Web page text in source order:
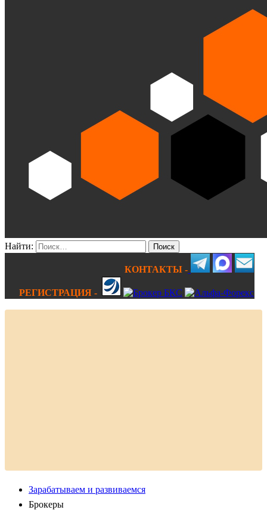
Найти:
КОНТАКТЫ -
РЕГИСТРАЦИЯ -
Зарабатываем и развиваемся
Брокеры